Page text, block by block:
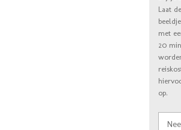
Laat
met
20
op.